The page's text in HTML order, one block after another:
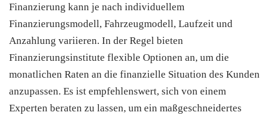
Finanzierung kann je nach individuellem
Finanzierungsmodell, Fahrzeugmodell, Laufzeit und
Anzahlung variieren. In der Regel bieten
Finanzierungsinstitute flexible Optionen an, um die
monatlichen Raten an die finanzielle Situation des Kunden
anzupassen. Es ist empfehlenswert, sich von einem
Experten beraten zu lassen, um ein maßgeschneidertes